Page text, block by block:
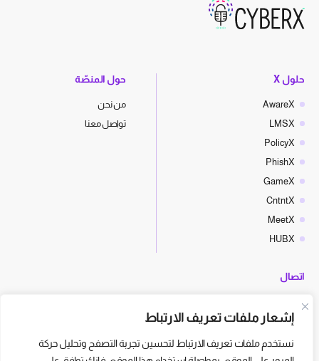
إشعار ملفات تعريف الارتباط
نستخدم ملفات تعريف الارتباط لتحسين تجربة التصفح وتحليل حركة
حلول X
AwareX
LMSX
PolicyX
PhishX
GameX
CntntX
MeetX
HUBX
حول المنصّة
من نحن
تواصل معنا
اتصال
hello@cyberx.world